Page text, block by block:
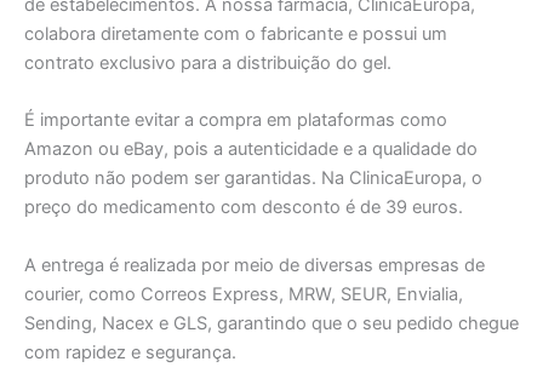
de estabelecimentos. A nossa farmácia, ClinicaEuropa,
colabora diretamente com o fabricante e possui um
contrato exclusivo para a distribuição do gel.
É importante evitar a compra em plataformas como
Amazon ou eBay, pois a autenticidade e a qualidade do
produto não podem ser garantidas. Na ClinicaEuropa, o
preço do medicamento com desconto é de 39 euros.
A entrega é realizada por meio de diversas empresas de
courier, como Correos Express, MRW, SEUR, Envialia,
Sending, Nacex e GLS, garantindo que o seu pedido chegue
com rapidez e segurança.